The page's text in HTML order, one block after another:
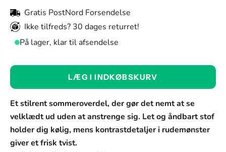
Gratis PostNord Forsendelse
Ikke tilfreds? 30 dages returret!
På lager, klar til afsendelse
Farve:
Farve
Grøn
Khaki
LÆG I INDKØBSKURV
Et stilrent sommeroverdel, der gør det nemt at se
velklædt ud uden at anstrenge sig. Let og åndbart stof
holder dig kølig, mens kontrastdetaljer i rudemønster
giver et frisk tvist.